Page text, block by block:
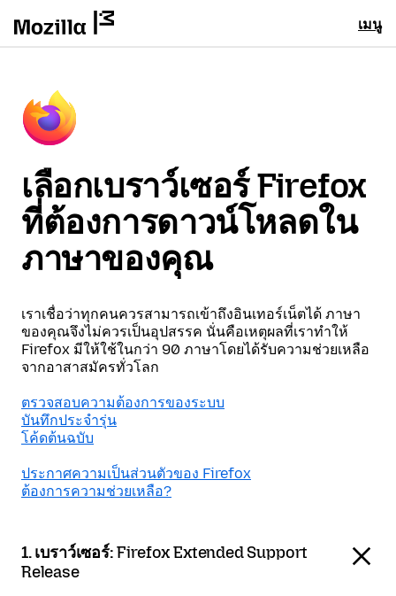
เมนู
เลือกเบราว์เซอร์ Firefox
ที่ต้องการดาวน์โหลดใน
ภาษาของคุณ
เราเชื่อว่าทุกคนควรสามารถเข้าถึงอินเทอร์เน็ตได้ ภาษา
ของคุณจึงไม่ควรเป็นอุปสรรค นั่นคือเหตุผลที่เราทำให้
Firefox มีให้ใช้ในกว่า 90 ภาษาโดยได้รับความช่วยเหลือ
จากอาสาสมัครทั่วโลก
ตรวจสอบความต้องการของระบบ
บันทึกประจำรุ่น
โค้ดต้นฉบับ
ประกาศความเป็นส่วนตัวของ Firefox
ต้องการความช่วยเหลือ?
1. เบราว์เซอร์:Firefox Extended Support
Release